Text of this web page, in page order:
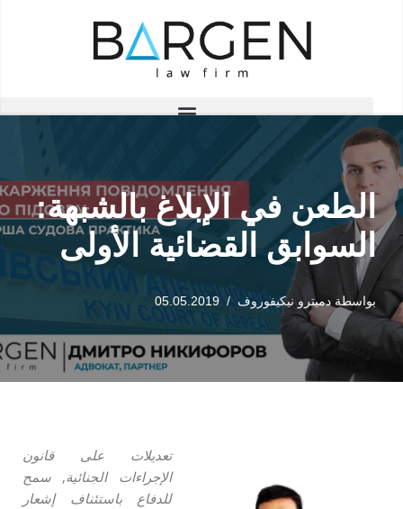
الطعن في الإبلاغ بالشبهة:
السوابق القضائية الأولى
بواسطة دميترو نيكيفوروف 05.05.2019
تعديلات على قانون
الإجراءات الجنائية, سمح
للدفاع باستئناف إشعار